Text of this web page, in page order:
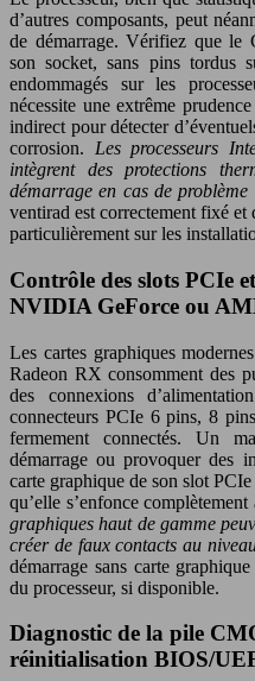
d’autres composants, peut
de démarrage. Vérifiez que le
son socket, sans pins tordus
endommagés sur les
nécessite une extrême
indirect pour détecter
corrosion. Les processeurs
intègrent des protections
démarrage en cas de problème
ventirad est correctement fixé et
particulièrement sur les
Contrôle des slots PCIe
NVIDIA GeForce ou
Les cartes graphiques
Radeon RX consomment des
des connexions
connecteurs PCIe 6 pins, 8
fermement connectés. Un
démarrage ou provoquer des
carte graphique de son slot
qu’elle s’enfonce
graphiques haut de gamme
créer de faux contacts au
démarrage sans carte
du processeur, si disponible.
Diagnostic de la pile
réinitialisation BIOS/